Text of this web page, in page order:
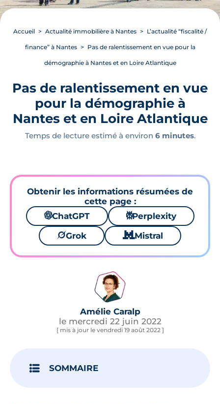
Accueil Actualité immobilière à Nantes L’actualité “fiscalité /
finance” à Nantes Pas de ralentissement en vue pour la
démographie à Nantes et en Loire Atlantique
Pas de ralentissement en vue
pour la démographie à
Nantes et en Loire Atlantique
Temps de lecture estimé à environ 6 minutes.
Obtenir les informations résumées de
cette page :
🌌ChatGPT ⚙Perplexity
🪐Grok 🐱 Mistral
Amélie Caralp
le mercredi 22 juin 2022
[ mis à jour le vendredi 19 août 2022 ]
SOMMAIRE